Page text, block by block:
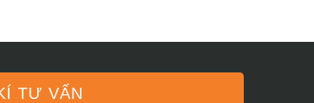
TƯ VẤN